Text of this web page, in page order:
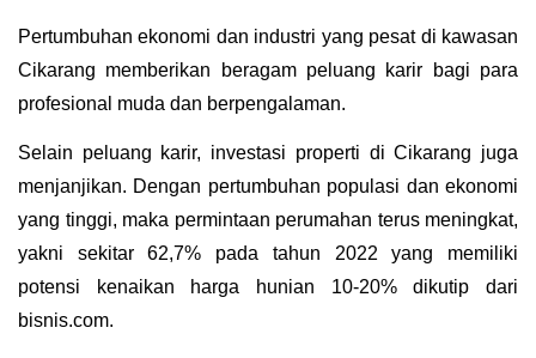
Pertumbuhan ekonomi dan industri yang pesat di kawasan
Cikarang memberikan beragam peluang karir bagi para
profesional muda dan berpengalaman.
Selain peluang karir, investasi properti di Cikarang juga
menjanjikan. Dengan pertumbuhan populasi dan ekonomi
yang tinggi, maka permintaan perumahan terus meningkat,
yakni sekitar 62,7% pada tahun 2022 yang memiliki
potensi kenaikan harga hunian 10-20% dikutip dari
bisnis.com.